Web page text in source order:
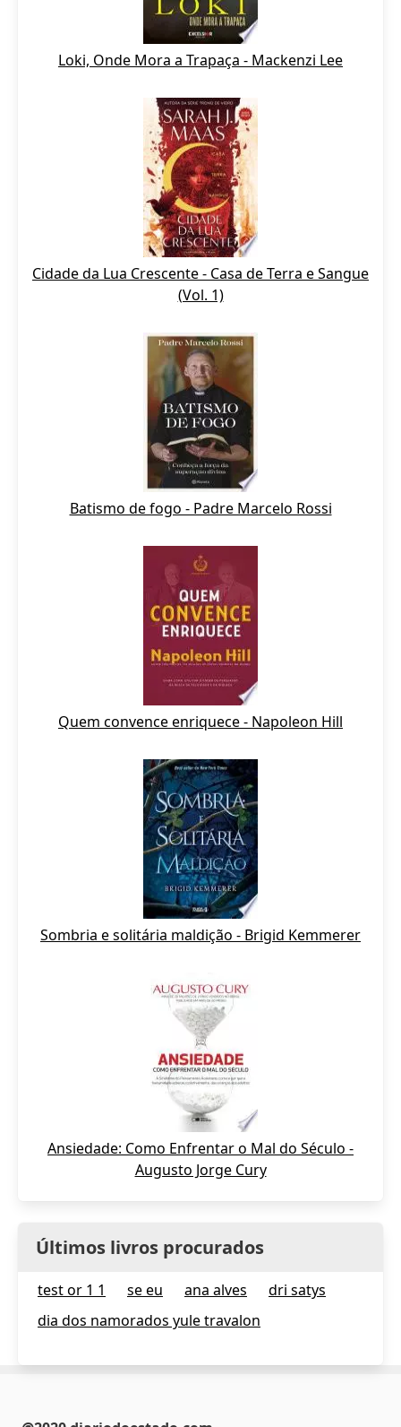
Loki, Onde Mora a Trapaça - Mackenzi Lee
Cidade da Lua Crescente - Casa de Terra e Sangue
(Vol. 1)
Batismo de fogo - Padre Marcelo Rossi
Quem convence enriquece - Napoleon Hill
Sombria e solitária maldição - Brigid Kemmerer
Ansiedade: Como Enfrentar o Mal do Século -
Augusto Jorge Cury
Últimos livros procurados
test or 1 1 se eu ana alves
dri satys
dia dos namorados yule travalon